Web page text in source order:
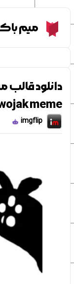
Meme Box
میم
meme
imgflip